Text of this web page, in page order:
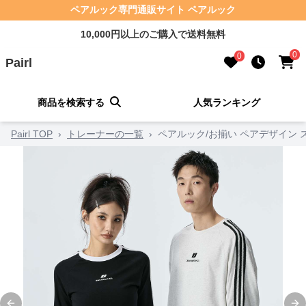
ペアルック専門通販サイト ペアルック
10,000円以上のご購入で送料無料
Pairl 0 0
商品を検索する 人気ランキング
Pairl TOP › トレーナーの一覧 › ペアルック/お揃い ペアデザイン